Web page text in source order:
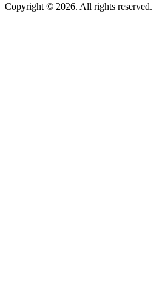
Copyright © 2026. All rights reserved.